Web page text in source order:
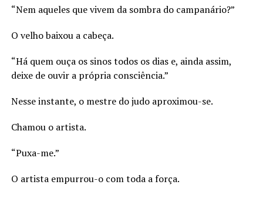
“Nem aqueles que vivem da sombra do campanário?”
O velho baixou a cabeça.
“Há quem ouça os sinos todos os dias e, ainda assim,
deixe de ouvir a própria consciência.”
Nesse instante, o mestre do judo aproximou-se.
Chamou o artista.
“Puxa-me.”
O artista empurrou-o com toda a força.